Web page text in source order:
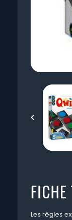

Les règles